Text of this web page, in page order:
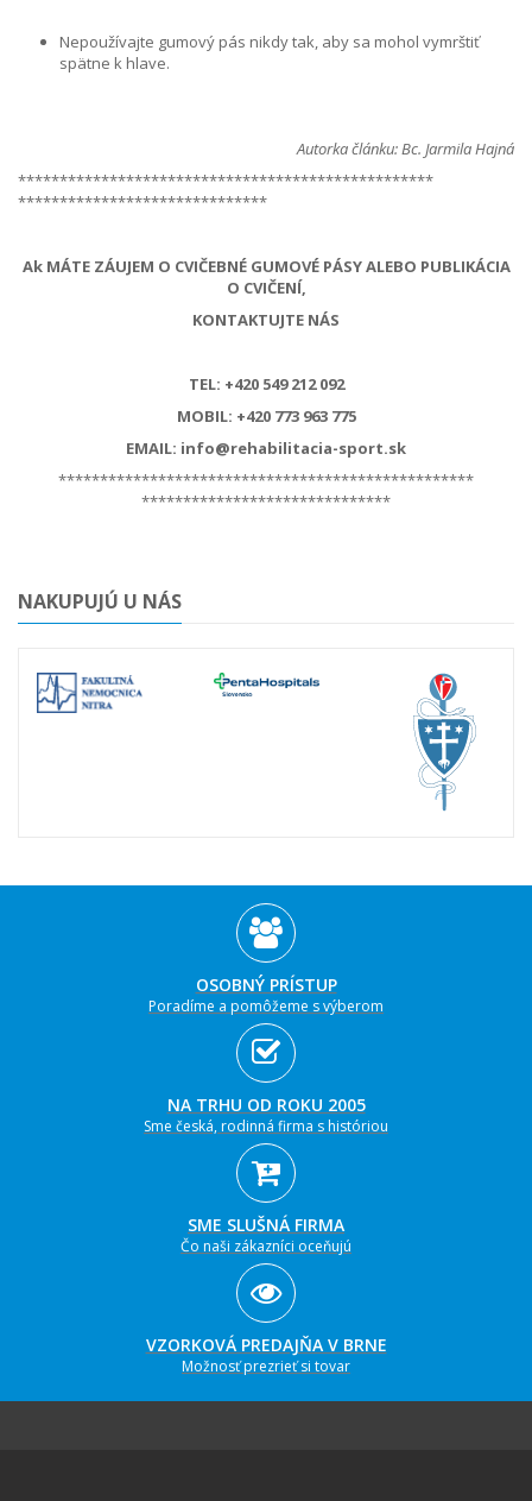
Nepoužívajte gumový pás nikdy tak, aby sa mohol vymrštiť
spätne k hlave.
Autorka článku: Bc. Jarmila Hajná
**************************************************
******************************
Ak MÁTE ZÁUJEM O CVIČEBNÉ GUMOVÉ PÁSY ALEBO PUBLIKÁCIA
O CVIČENÍ,
KONTAKTUJTE NÁS
TEL: +420 549 212 092
MOBIL: +420 773 963 775
EMAIL: info@rehabilitacia-sport.sk
**************************************************
******************************
NAKUPUJÚ U NÁS
OSOBNÝ PRÍSTUP
Poradíme a pomôžeme s výberom
NA TRHU OD ROKU 2005
Sme česká, rodinná firma s históriou
SME SLUŠNÁ FIRMA
Čo naši zákazníci oceňujú
VZORKOVÁ PREDAJŇA V BRNE
Možnosť prezrieť si tovar